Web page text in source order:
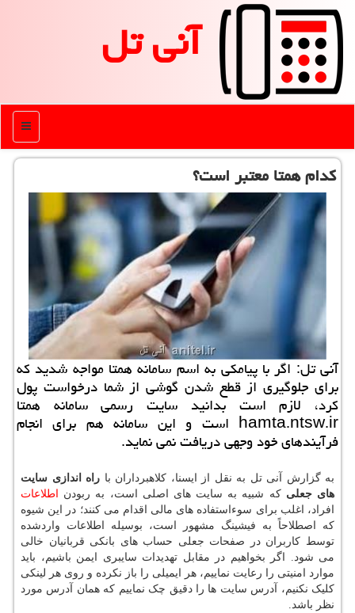
آنی تل
منو
كدام همتا معتبر است؟
آنی تل: اگر با پیامكی به اسم سامانه همتا مواجه شدید كه
برای جلوگیری از قطع شدن گوشی از شما درخواست پول
كرد، لازم است بدانید سایت رسمی سامانه همتا
hamta.ntsw.ir است و این سامانه هم برای انجام
فرآیندهای خود وجهی دریافت نمی نماید.
به گزارش آنی تل به نقل از ایسنا، کلاهبرداران با راه اندازی سایت
های جعلی که شبیه به سایت های اصلی است، به ربودن اطلاعات
افراد، اغلب برای سوءاستفاده های مالی اقدام می کنند؛ در این شیوه
که اصطلاحاً به فیشینگ مشهور است، بوسیله اطلاعات واردشده
توسط کاربران در صفحات جعلی حساب های بانکی قربانیان خالی
می شود. اگر بخواهیم در مقابل تهدیدات سایبری ایمن باشیم، باید
موارد امنیتی را رعایت نماییم، هر ایمیلی را باز نکرده و روی هر لینکی
کلیک نکنیم، آدرس سایت ها را دقیق چک نماییم که همان آدرس مورد
نظر باشد.